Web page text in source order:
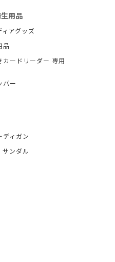
用品
ィアグッズ
品
カードリーダー 専用
パー
ディガン
サンダル